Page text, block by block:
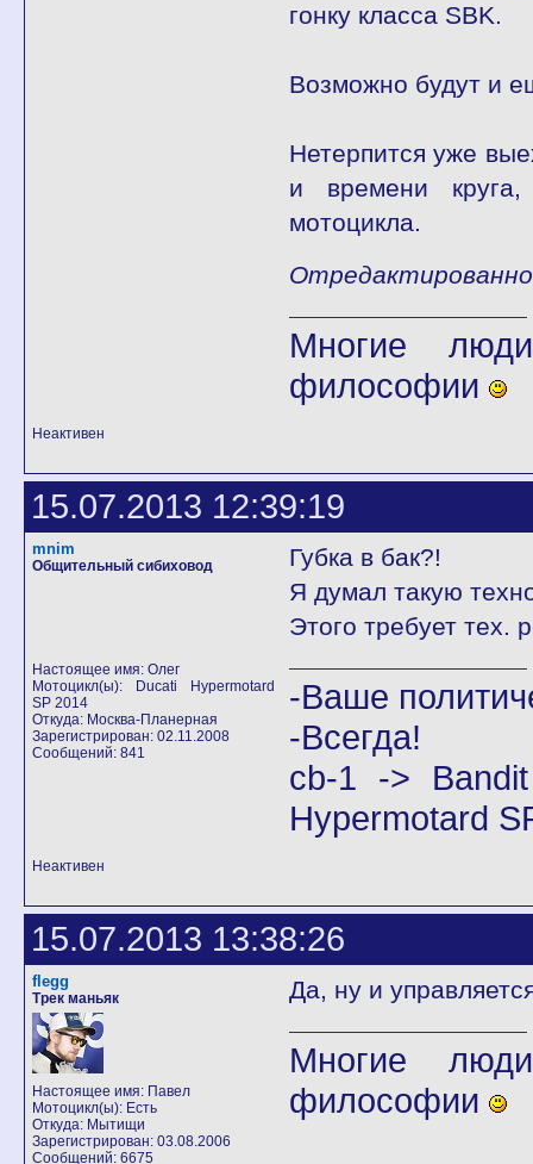
гонку класса SBK.
Возможно будут и
Нетерпится уже
и времени
мотоцикла.
Многие
философии
Неактивен
15.07.2013 12:39:19
mnim
Общительный сибиховод
Настоящее имя: Олег
Мотоцикл(ы): Ducati Hypermotard
SP 2014
Откуда: Москва-Планерная
Зарегистрирован: 02.11.2008
Сообщений: 841
Губка в бак?!
Я думал такую
Этого требует тех.
-Ваше
-Всегда!
cb-1 ->
Hypermotard
Неактивен
15.07.2013 13:38:26
flegg
Трек маньяк
Настоящее имя: Павел
Мотоцикл(ы): Есть
Откуда: Мытищи
Зарегистрирован: 03.08.2006
Сообщений: 6675
Да, ну и
Многие
философии